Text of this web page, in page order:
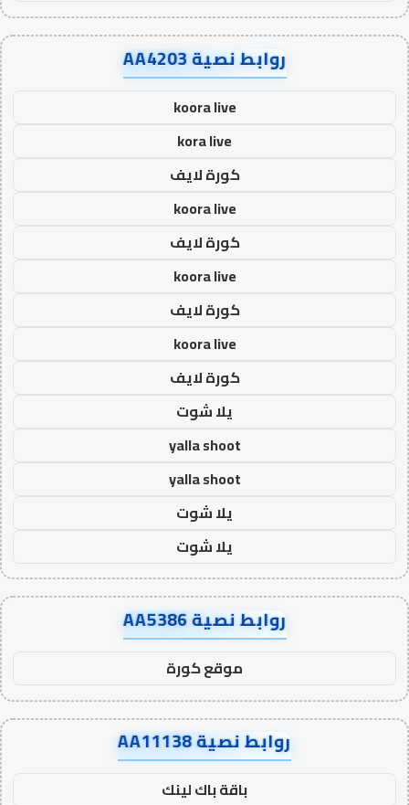
روابط نصية AA4203
koora live
kora live
كورة لايف
koora live
كورة لايف
koora live
كورة لايف
koora live
كورة لايف
يلا شوت
yalla shoot
yalla shoot
يلا شوت
يلا شوت
روابط نصية AA5386
موقع كورة
روابط نصية AA11138
باقة باك لينك